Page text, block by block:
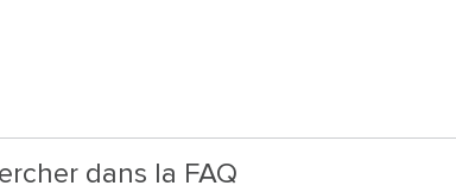
dans la FAQ